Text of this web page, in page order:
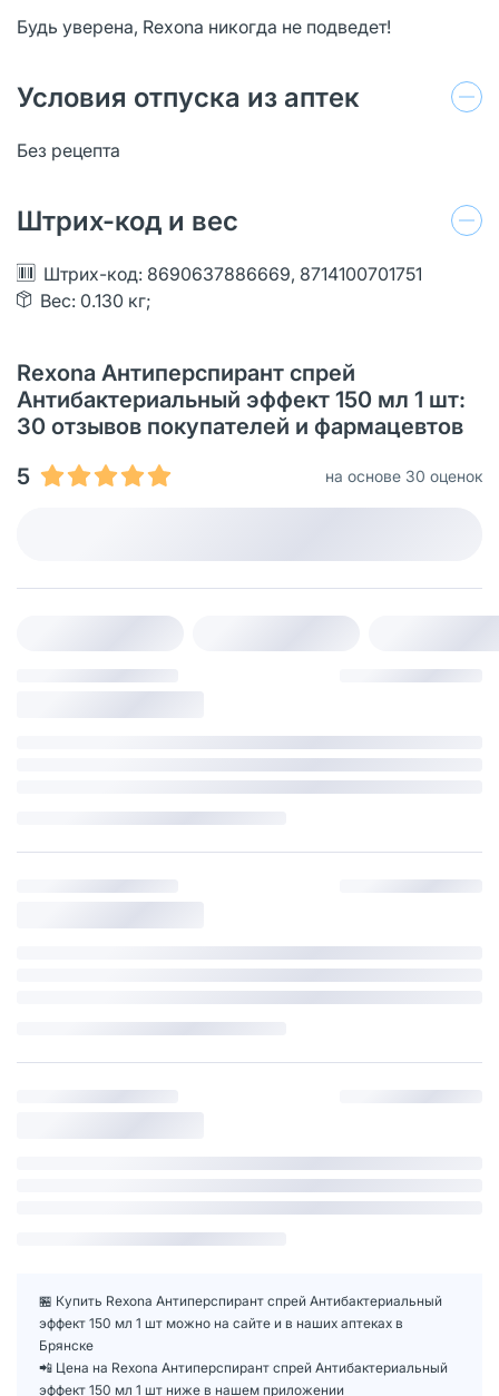
Будь уверена, Rexona никогда не подведет!
Условия отпуска из аптек
Без рецепта
Штрих-код и вес
Штрих-код: 8690637886669, 8714100701751
Вес: 0.130 кг;
Rexona Антиперспирант спрей
Антибактериальный эффект 150 мл 1 шт:
30 отзывов покупателей и фармацевтов
5
на основе 30 оценок
🏪 Купить Rexona Антиперспирант спрей Антибактериальный
эффект 150 мл 1 шт можно на сайте и в наших аптеках в
Брянске
📲 Цена на Rexona Антиперспирант спрей Антибактериальный
эффект 150 мл 1 шт ниже в нашем приложении